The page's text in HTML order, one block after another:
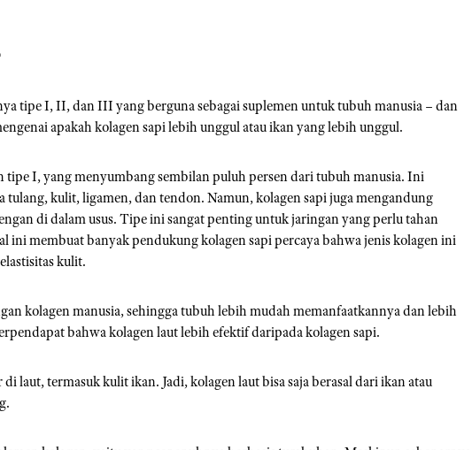
tipe I, II, dan III yang berguna sebagai suplemen untuk tubuh manusia – dan
apakah kolagen sapi lebih unggul atau ikan yang lebih unggul.
tipe I, yang menyumbang sembilan puluh persen dari tubuh manusia. Ini
kulit, ligamen, dan tendon. Namun, kolagen sapi juga mengandung
di dalam usus. Tipe ini sangat penting untuk jaringan yang perlu tahan
ini membuat banyak pendukung kolagen sapi percaya bahwa jenis kolagen ini
kulit.
kolagen manusia, sehingga tubuh lebih mudah memanfaatkannya dan lebih
bahwa kolagen laut lebih efektif daripada kolagen sapi.
laut, termasuk kulit ikan. Jadi, kolagen laut bisa saja berasal dari ikan atau